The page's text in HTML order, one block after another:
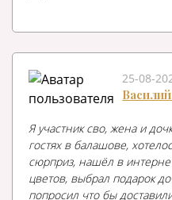
25-08-
Я участник сво, жена и
гостях в балашове,
сюрприз, нашёл в
цветов, выбрал подарок
попросил что бы